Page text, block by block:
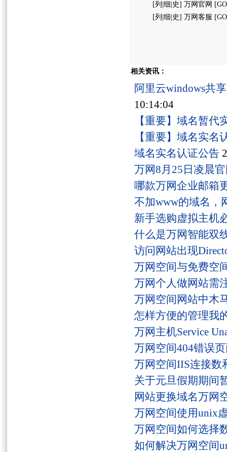
[列|细|史] 万网官网
[列|细|史] 万网客服
相关资讯：
阿里云windows共
10:14:04
【重要】域名暂代
【重要】域名实名
域名实名认证公告
万网8月25日凌晨
哪款万网企业邮箱
不加www的域名，
新手选购虚拟主机
什么是万网智能双
访问网站出现
万网空间与免费空
万网个人做网站需
万网空间网站中木
怎样方便的管理我
万网主机Service
万网空间404错误
万网空间IIS连接数
关于元旦假期期间
网站更换域名万网
万网空间使用unix
万网空间如何选择
如何解决万网空间